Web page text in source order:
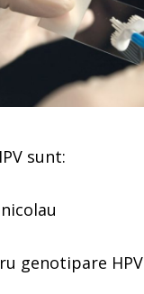
sunt:
genotipare HPV